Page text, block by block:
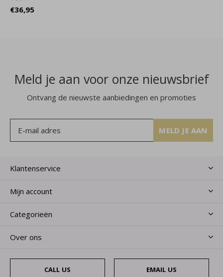
€36,95
Meld je aan voor onze nieuwsbrief
Ontvang de nieuwste aanbiedingen en promoties
MELD JE AAN
Klantenservice
Mijn account
Categorieën
Over ons
CALL US EMAIL US